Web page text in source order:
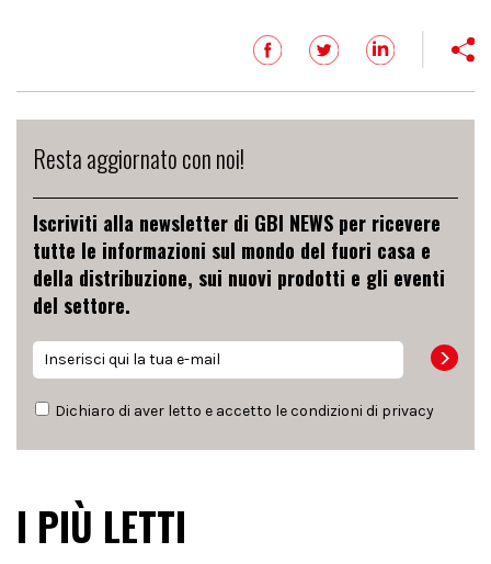
Resta aggiornato con noi!
Iscriviti alla newsletter di GBI NEWS per ricevere
tutte le informazioni sul mondo del fuori casa e
della distribuzione, sui nuovi prodotti e gli eventi
del settore.
Dichiaro di aver letto e accetto le condizioni di privacy
I PIÙ LETTI